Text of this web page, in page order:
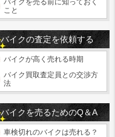
バイクを売る前に知っておく
こと
バイクの査定を依頼する
バイクが高く売れる時期
バイク買取査定員との交渉方
法
バイクを売るためのQ＆A
車検切れのバイクは売れる？